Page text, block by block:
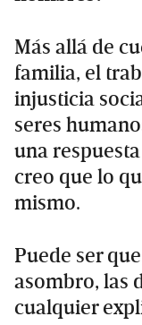
Más allá de
familia, el
injusticia
seres
una
creo que lo
mismo.
Puede ser
asombro, las
cualquier